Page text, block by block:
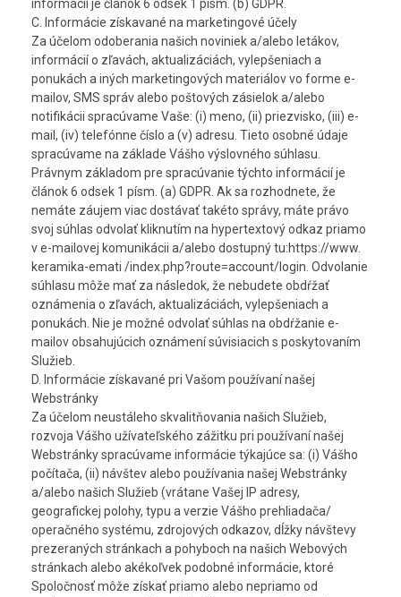
informácií je článok 6 odsek 1 písm. (b) GDPR.
C. Informácie získavané na marketingové účely
Za účelom odoberania našich noviniek a/alebo letákov,
informácií o zľavách, aktualizáciách, vylepšeniach a
ponukách a iných marketingových materiálov vo forme e-
mailov, SMS správ alebo poštových zásielok a/alebo
notifikácii spracúvame Vaše: (i) meno, (ii) priezvisko, (iii) e-
mail, (iv) telefónne číslo a (v) adresu. Tieto osobné údaje
spracúvame na základe Vášho výslovného súhlasu.
Právnym základom pre spracúvanie týchto informácií je
článok 6 odsek 1 písm. (a) GDPR. Ak sa rozhodnete, že
nemáte záujem viac dostávať takéto správy, máte právo
svoj súhlas odvolať kliknutím na hypertextový odkaz priamo
v e-mailovej komunikácii a/alebo dostupný tu:https://www.
keramika-emati /index.php?route=account/login. Odvolanie
súhlasu môže mať za následok, že nebudete obdŕžať
oznámenia o zľavách, aktualizáciách, vylepšeniach a
ponukách. Nie je možné odvolať súhlas na obdŕžanie e-
mailov obsahujúcich oznámení súvisiacich s poskytovaním
Služieb.
D. Informácie získavané pri Vašom používaní našej
Webstránky
Za účelom neustáleho skvalitňovania našich Služieb,
rozvoja Vášho užívateľského zážitku pri používaní našej
Webstránky spracúvame informácie týkajúce sa: (i) Vášho
počítača, (ii) návštev alebo používania našej Webstránky
a/alebo našich Služieb (vrátane Vašej IP adresy,
geografickej polohy, typu a verzie Vášho prehliadača/
operačného systému, zdrojových odkazov, dĺžky návštevy
prezeraných stránkach a pohyboch na našich Webových
stránkach alebo akékoľvek podobné informácie, ktoré
Spoločnosť môže získať priamo alebo nepriamo od